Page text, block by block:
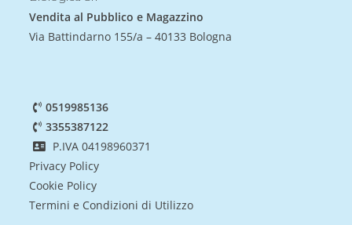
Vendita al Pubblico e Magazzino
Via Battindarno 155/a – 40133 Bologna
0519985136
3355387122
P.IVA 04198960371
Privacy Policy
Cookie Policy
Termini e Condizioni di Utilizzo